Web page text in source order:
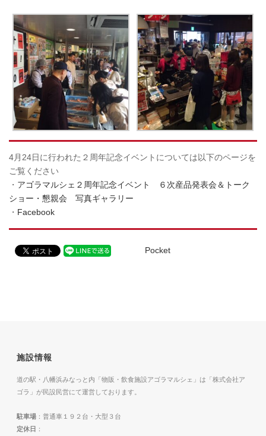
4月24日に行われた２周年記念イベントについては以下のページを
ご覧ください
・ アゴラマルシェ２周年記念イベント ６次産品発表会＆トーク
ショー・懇親会 写真ギャラリー
・ Facebook
Pocket
施設情報
道の駅・八幡浜みなっと内「物販・飲食施設アゴラマルシェ」は「株式会社ア
ゴラ」が民設民営にて運営しております。
駐車場 ：普通車１９２台・大型３台
定休日 ：